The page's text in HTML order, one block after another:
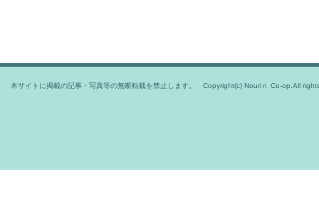
本サイトに掲載の記事・写真等の無断転載を禁止します。 Copyright(c) Nouriｎ Co-op.All